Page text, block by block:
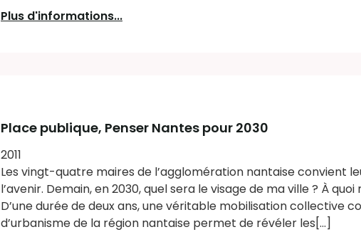
Plus d'informations...
Place publique, Penser Nantes pour 2030
2011
Les vingt-quatre maires de l’agglomération nantaise convient
l’avenir. Demain, en 2030, quel sera le visage de ma ville ? À
D’une durée de deux ans, une véritable mobilisation collective
d’urbanisme de la région nantaise permet de révéler les[...]